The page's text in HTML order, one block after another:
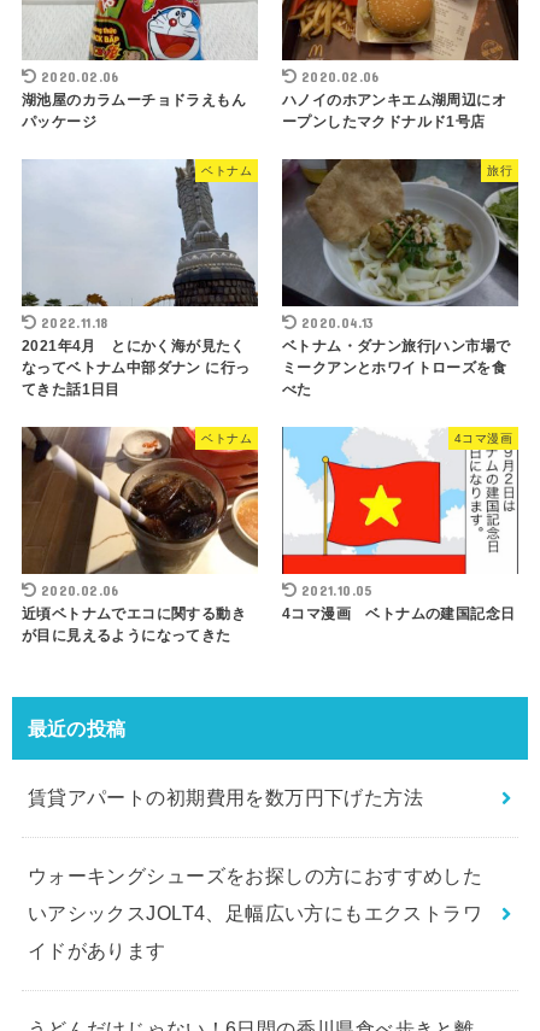
2020.02.06
湖池屋のカラムーチョドラえもん
パッケージ
2020.02.06
ハノイのホアンキエム湖周辺にオ
ープンしたマクドナルド1号店
ベトナム
2022.11.18
2021年4月 とにかく海が見たく
なってベトナム中部ダナン に行っ
てきた話1日目
旅行
2020.04.13
ベトナム・ダナン旅行|ハン市場で
ミークアンとホワイトローズを食
べた
ベトナム
2020.02.06
近頃ベトナムでエコに関する動き
が目に見えるようになってきた
4コマ漫画
2021.10.05
4コマ漫画 ベトナムの建国記念日
最近の投稿
賃貸アパートの初期費用を数万円下げた方法
ウォーキングシューズをお探しの方におすすめした
いアシックスJOLT4、足幅広い方にもエクストラワ
イドがあります